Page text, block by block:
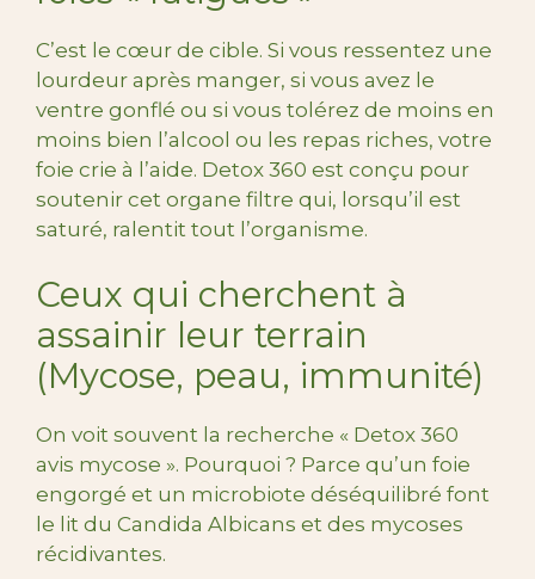
C’est le cœur de cible. Si vous ressentez une
lourdeur après manger, si vous avez le
ventre gonflé ou si vous tolérez de moins en
moins bien l’alcool ou les repas riches, votre
foie crie à l’aide. Detox 360 est conçu pour
soutenir cet organe filtre qui, lorsqu’il est
saturé, ralentit tout l’organisme.
Ceux qui cherchent à
assainir leur terrain
(Mycose, peau, immunité)
On voit souvent la recherche « Detox 360
avis mycose ». Pourquoi ? Parce qu’un foie
engorgé et un microbiote déséquilibré font
le lit du Candida Albicans et des mycoses
récidivantes.